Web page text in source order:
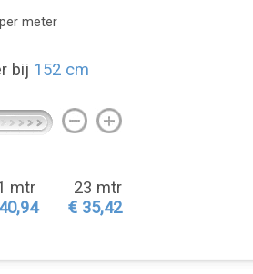
per meter
bij 152 cm
mtr
23 mtr
€ 35,42